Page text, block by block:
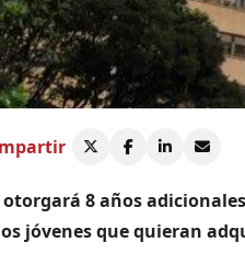
8 años
jóvenes que quieran